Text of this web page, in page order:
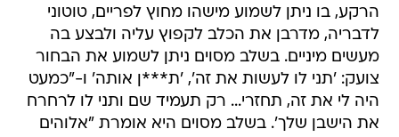
הרקע, בו ניתן לשמוע מישהו מחוץ לפריים, טוטוני
לדבריה, מדרבן את הכלב לקפוץ עליה ולבצע בה
מעשים מיניים. בשלב מסוים ניתן לשמוע את הבחור
צועק: 'תני לו לעשות את זה', 'ת***ן אותה' ו-"כמעט
היה לי את זה, תחזרי... רק תעמיד שם ותני לו לרחרח
את הישבן שלך'. בשלב מסוים היא אומרת "אלוהים